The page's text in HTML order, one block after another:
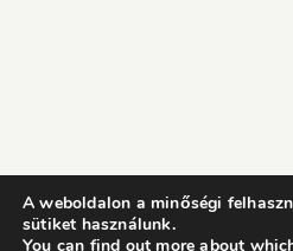
A weboldalon a minőségi
sütiket használunk.
You can find out more about